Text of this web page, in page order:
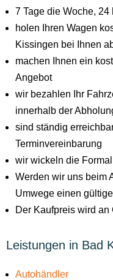
7 Tage die Woche, 24
holen Ihren Wagen
Kissingen bei Ihnen
machen Ihnen ein
Angebot
wir bezahlen Ihr
innerhalb der
sind ständig
Terminvereinbarung
wir wickeln die
Werden wir uns beim
Umwege einen
Der Kaufpreis wird
Leistungen in Bad
Autohändler